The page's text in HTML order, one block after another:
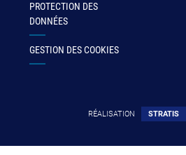
PROTECTION DES
DONNÉES
GESTION DES COOKIES
RÉALISATION STRATIS